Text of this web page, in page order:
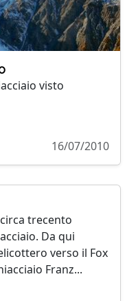
visto
16/07/2010
trecento
Da qui
verso il Fox
Franz...